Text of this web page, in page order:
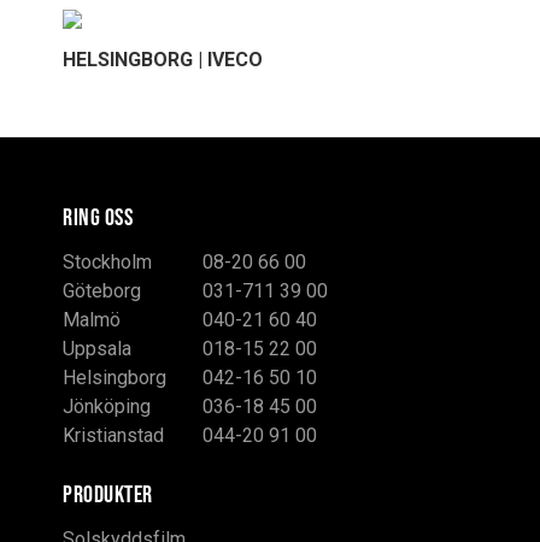
HELSINGBORG | IVECO
RING OSS
Stockholm
08-20 66 00
Göteborg
031-711 39 00
Malmö
040-21 60 40
Uppsala
018-15 22 00
Helsingborg
042-16 50 10
Jönköping
036-18 45 00
Kristianstad
044-20 91 00
PRODUKTER